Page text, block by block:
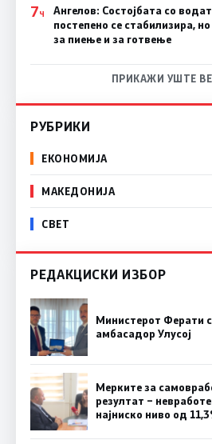
7Ч
Ангелов: Состојбата со
постепено се стабилизира,
за пиење и за готвење
ПРИКАЖИ УШТЕ
РУБРИКИ
ЕКОНОМИЈА
МАКЕДОНИЈА
СВЕТ
РЕДАКЦИСКИ ИЗБОР
Министерот Ферати
амбасадор Улусој
Мерките за
резултат –
најниско ниво од